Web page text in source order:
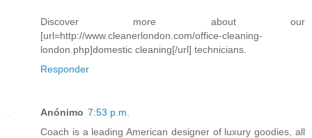
Discover more about our
[url=http://www.cleanerlondon.com/office-cleaning-
london.php]domestic cleaning[/url] technicians.
Responder
Anónimo 7:53 p.m.
Coach is a leading American designer of luxury goodies, all